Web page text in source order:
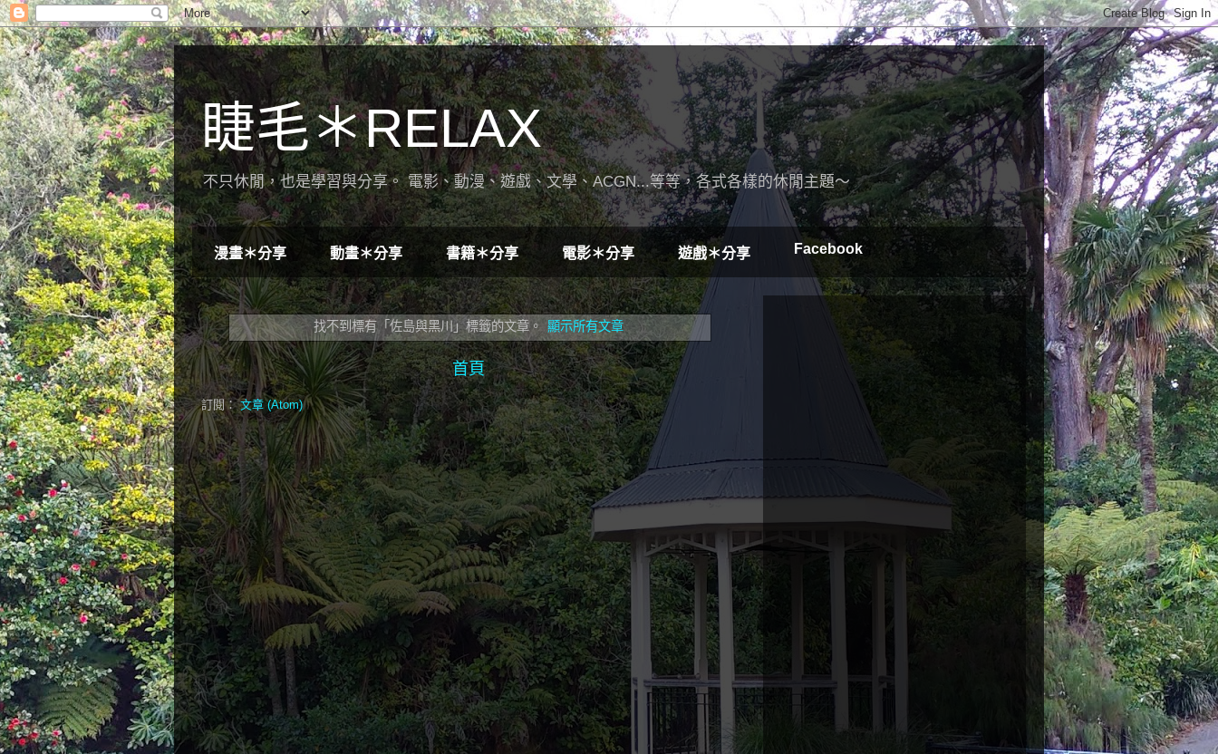
睫毛＊RELAX
不只休閒，也是學習與分享。 電影、動漫、遊戲、文學、ACGN...等等，各式各樣的休閒主題～
漫畫＊分享 動畫＊分享 書籍＊分享 電影＊分享 遊戲＊分享 Facebook
找不到標有「佐島與黑川」標籤的文章。 顯示所有文章
首頁
訂閱：文章 (Atom)